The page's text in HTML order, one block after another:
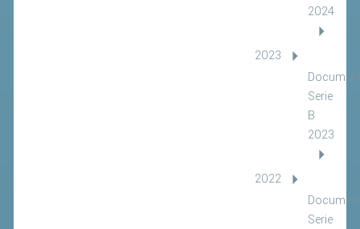
2024
2023
Serie
B
2023
2022
Serie